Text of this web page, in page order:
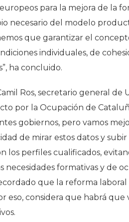
para la mejora de la
necesario del modelo
que garantizar el
individuales, de
ha concluido.
Ros, secretario general de
por la Ocupación de
gobiernos, pero vamos
de mirar estos datos y
los perfiles cualificados,
necesidades formativas y de
que la reforma
eso, considera que habrá